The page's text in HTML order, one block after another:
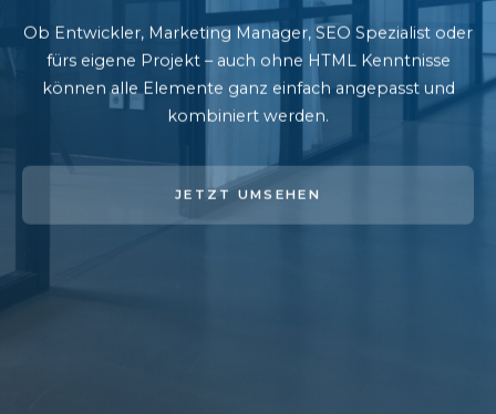
Ob Entwickler, Marketing Manager, SEO Spezialist oder
fürs eigene Projekt – auch ohne HTML Kenntnisse
können alle Elemente ganz einfach angepasst und
kombiniert werden.
JETZT UMSEHEN